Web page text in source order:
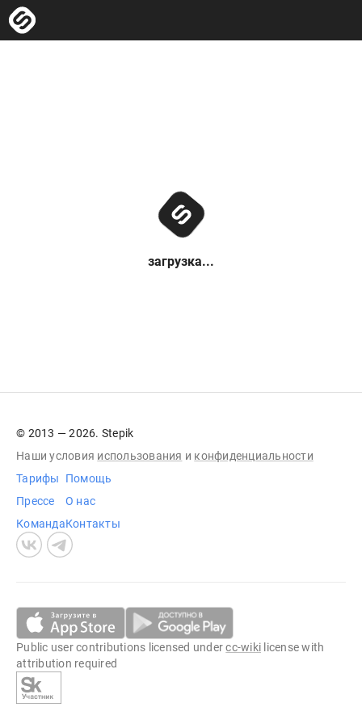
загрузка...
© 2013 — 2026. Stepik
Наши условия использования и конфиденциальности
Тарифы
Прессе
Команда
Помощь
О нас
Контакты
Public user contributions licensed undercc-wiki license with
attribution required